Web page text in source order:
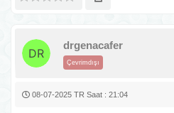
Çevrimdışı
drgenacafer
08-07-2025 TR Saat : 21:04